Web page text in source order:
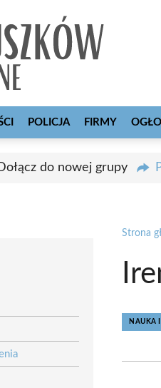
POLICJA FIRMY
do nowej grupy
Strona
NAUKA